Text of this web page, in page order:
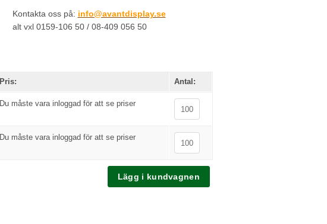
Kontakta oss på: info@avantdisplay.se
alt vxl 0159-106 50 / 08-409 056 50
Pris: Antal:
Du måste vara inloggad för att se priser
Du måste vara inloggad för att se priser